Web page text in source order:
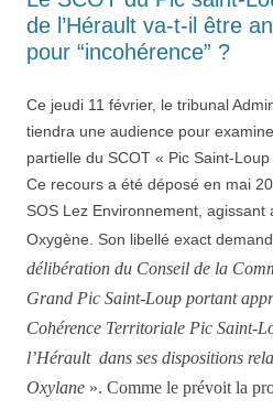
de l’Hérault va-t-il être
pour “incohérence” ?
Ce jeudi 11 février, le tribunal
tiendra une audience pour
partielle du SCOT « Pic Saint-Loup
Ce recours a été déposé en mai
SOS Lez Environnement, agissant
Oxygène. Son libellé exact
délibération du Conseil de la
Grand Pic Saint-Loup portant
Cohérence Territoriale Pic Saint-
l’Hérault dans ses dispositions
Oxylane ». Comme le prévoit la pr